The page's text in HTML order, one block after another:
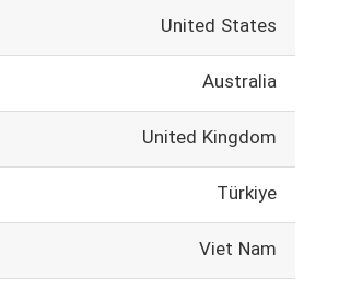
United States
Australia
United Kingdom
Türkiye
Viet Nam